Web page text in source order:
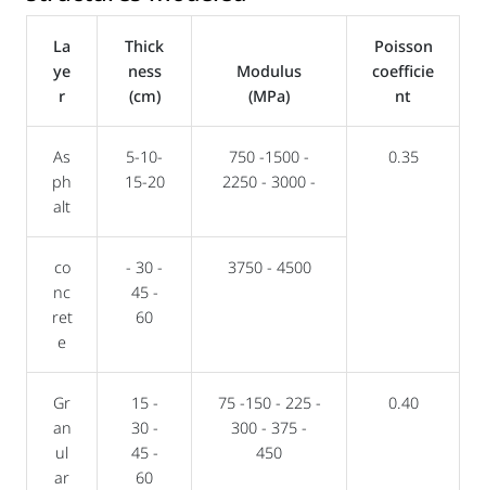
La
ye
r
Thick
ness
(cm)
Modulus
(MPa)
Poisson
coefficie
nt
As
ph
alt
5-10-
15-20
750 -1500 -
2250 - 3000 -
0.35
co
nc
ret
e
- 30 -
45 -
60
3750 - 4500
Gr
an
ul
ar
15 -
30 -
45 -
60
75 -150 - 225 -
300 - 375 -
450
0.40